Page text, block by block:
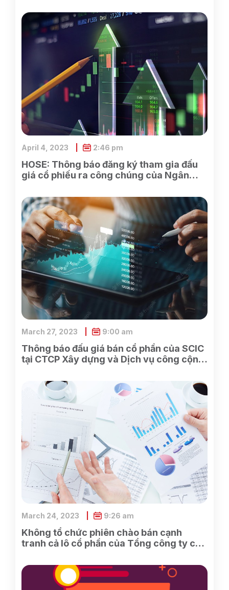
HOSE: Thông báo đăng ký tham gia đấu
giá cổ phiếu ra công chúng của Ngân
April 4, 2023 2:46 pm
Thông báo đấu giá bán cổ phần của SCIC
tại CTCP Xây dựng và Dịch vụ công cộng
March 27, 2023 9:00 am
Không tổ chức phiên chào bán cạnh
tranh cả lô cổ phần của Tổng công ty cổ
SCIC sở hữu
March 24, 2023 9:26 am